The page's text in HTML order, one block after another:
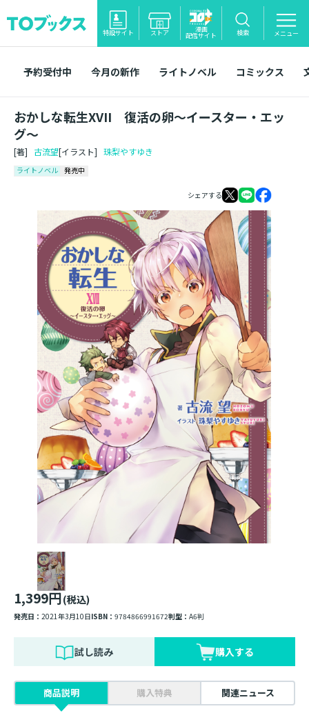
特設サイト ストア 漫画
配信サイト 検索 メニュー
予約受付中 今月の新作 ライトノベル コミックス
おかしな転生XVII 復活の卵～イースター・エッ
グ～
[著] 古流望[イラスト] 珠梨やすゆき
ライトノベル 発売中
シェアする
1,399円(税込)
発売日： 2021年3月10日ISBN： 9784866991672判型： A6判
試し読み 購入する
商品説明 購入特典 関連ニュース